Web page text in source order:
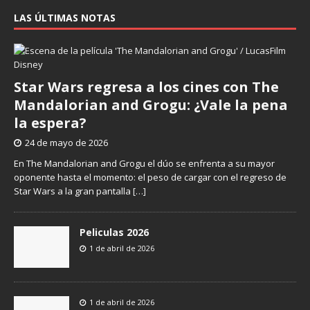
LAS ÚLTIMAS NOTAS
Star Wars regresa a los cines con The
Mandalorian and Grogu: ¿Vale la pena
la espera?
24 de mayo de 2026
En The Mandalorian and Grogu el dúo se enfrenta a su mayor
oponente hasta el momento: el peso de cargar con el regreso de
Star Wars a la gran pantalla […]
Peliculas 2026
1 de abril de 2026
1 de abril de 2026